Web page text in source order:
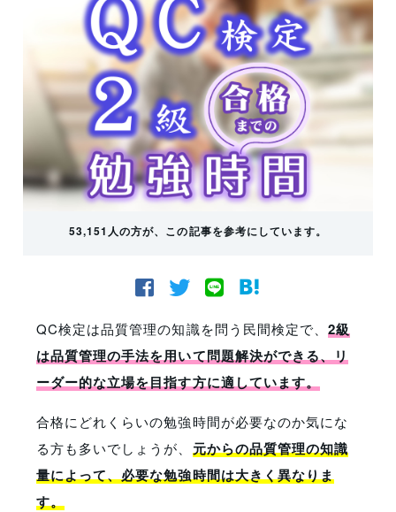
53,151人の方が、この記事を参考にしています。
QC検定は品質管理の知識を問う民間検定で、 2級
は品質管理の手法を用いて問題解決ができる、リ
ーダー的な立場を目指す方に適しています。
合格にどれくらいの勉強時間が必要なのか気にな
る方も多いでしょうが、 元からの品質管理の知識
量によって、必要な勉強時間は大きく異なりま
す。